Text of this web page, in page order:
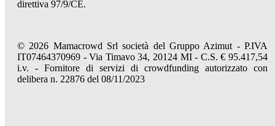
direttiva 97/9/CE.
© 2026 Mamacrowd Srl società del Gruppo Azimut - P.IVA
IT07464370969 - Via Timavo 34, 20124 MI - C.S. € 95.417,54
i.v. - Fornitore di servizi di crowdfunding autorizzato con
delibera n. 22876 del 08/11/2023